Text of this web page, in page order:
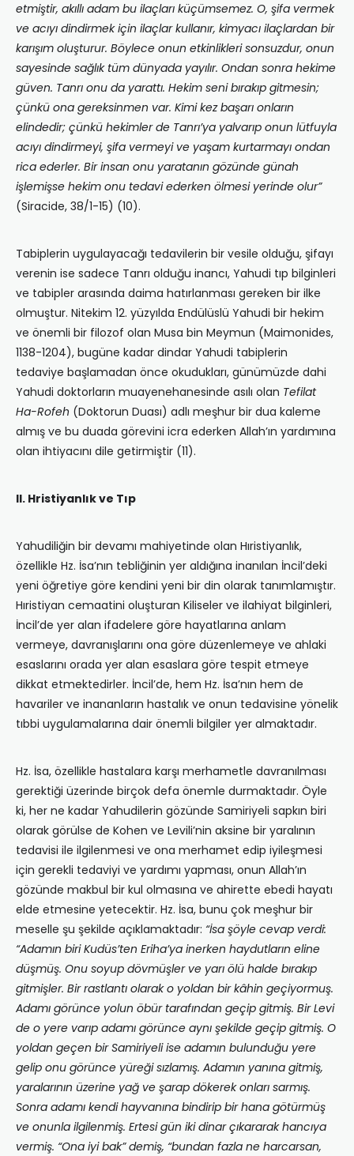
etmiştir, akıllı adam bu ilaçları küçümsemez. O, şifa vermek
ve acıyı dindirmek için ilaçlar kullanır, kimyacı ilaçlardan bir
karışım oluşturur. Böylece onun etkinlikleri sonsuzdur, onun
sayesinde sağlık tüm dünyada yayılır. Ondan sonra hekime
güven. Tanrı onu da yarattı. Hekim seni bırakıp gitmesin;
çünkü ona gereksinmen var. Kimi kez başarı onların
elindedir; çünkü hekimler de Tanrı’ya yalvarıp onun lütfuyla
acıyı dindirmeyi, şifa vermeyi ve yaşam kurtarmayı ondan
rica ederler. Bir insan onu yaratanın gözünde günah
işlemişse hekim onu tedavi ederken ölmesi yerinde olur”
(Siracide, 38/1-15) (10).
Tabiplerin uygulayacağı tedavilerin bir vesile olduğu, şifayı
verenin ise sadece Tanrı olduğu inancı, Yahudi tıp bilginleri
ve tabipler arasında daima hatırlanması gereken bir ilke
olmuştur. Nitekim 12. yüzyılda Endülüslü Yahudi bir hekim
ve önemli bir filozof olan Musa bin Meymun (Maimonides,
1138-1204), bugüne kadar dindar Yahudi tabiplerin
tedaviye başlamadan önce okudukları, günümüzde dahi
Yahudi doktorların muayenehanesinde asılı olan Tefilat
Ha-Rofeh (Doktorun Duası) adlı meşhur bir dua kaleme
almış ve bu duada görevini icra ederken Allah’ın yardımına
olan ihtiyacını dile getirmiştir (11).
II. Hristiyanlık ve Tıp
Yahudiliğin bir devamı mahiyetinde olan Hıristiyanlık,
özellikle Hz. İsa’nın tebliğinin yer aldığına inanılan İncil’deki
yeni öğretiye göre kendini yeni bir din olarak tanımlamıştır.
Hıristiyan cemaatini oluşturan Kiliseler ve ilahiyat bilginleri,
İncil’de yer alan ifadelere göre hayatlarına anlam
vermeye, davranışlarını ona göre düzenlemeye ve ahlaki
esaslarını orada yer alan esaslara göre tespit etmeye
dikkat etmektedirler. İncil’de, hem Hz. İsa’nın hem de
havariler ve inananların hastalık ve onun tedavisine yönelik
tıbbi uygulamalarına dair önemli bilgiler yer almaktadır.
Hz. İsa, özellikle hastalara karşı merhametle davranılması
gerektiği üzerinde birçok defa önemle durmaktadır. Öyle
ki, her ne kadar Yahudilerin gözünde Samiriyeli sapkın biri
olarak görülse de Kohen ve Levili’nin aksine bir yaralının
tedavisi ile ilgilenmesi ve ona merhamet edip iyileşmesi
için gerekli tedaviyi ve yardımı yapması, onun Allah’ın
gözünde makbul bir kul olmasına ve ahirette ebedi hayatı
elde etmesine yetecektir. Hz. İsa, bunu çok meşhur bir
meselle şu şekilde açıklamaktadır: “İsa şöyle cevap verdi:
“Adamın biri Kudüs’ten Eriha’ya inerken haydutların eline
düşmüş. Onu soyup dövmüşler ve yarı ölü halde bırakıp
gitmişler. Bir rastlantı olarak o yoldan bir kâhin geçiyormuş.
Adamı görünce yolun öbür tarafından geçip gitmiş. Bir Levi
de o yere varıp adamı görünce aynı şekilde geçip gitmiş. O
yoldan geçen bir Samiriyeli ise adamın bulunduğu yere
gelip onu görünce yüreği sızlamış. Adamın yanına gitmiş,
yaralarının üzerine yağ ve şarap dökerek onları sarmış.
Sonra adamı kendi hayvanına bindirip bir hana götürmüş
ve onunla ilgilenmiş. Ertesi gün iki dinar çıkararak hancıya
vermiş. “Ona iyi bak” demiş, “bundan fazla ne harcarsan,